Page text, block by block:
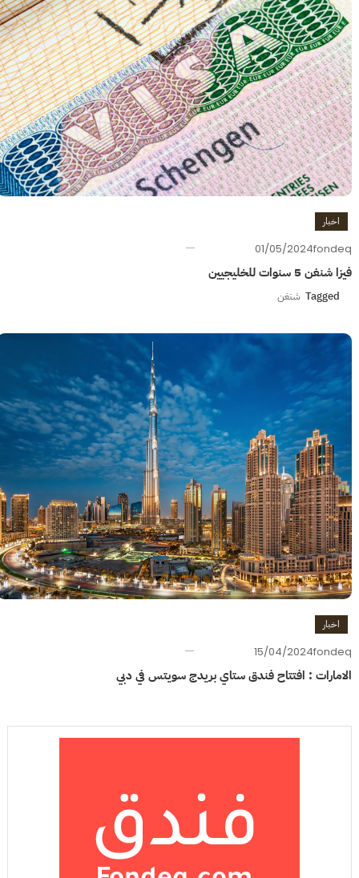
اخبار
01/05/2024fondeq
فيزا شنغن 5 سنوات للخليجيين
Tagged شنغن
اخبار
15/04/2024fondeq
الامارات : افتتاح فندق ستاي بريدج سويتس في دبي